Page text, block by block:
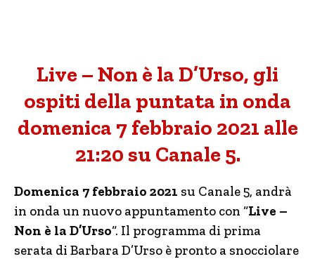
Live – Non è la D’Urso, gli
ospiti della puntata in onda
domenica 7 febbraio 2021 alle
21:20 su Canale 5.
Domenica 7 febbraio 2021 su Canale 5, andrà
in onda un nuovo appuntamento con “Live –
Non è la D’Urso“. Il programma di prima
serata di Barbara D’Urso è pronto a snocciolare